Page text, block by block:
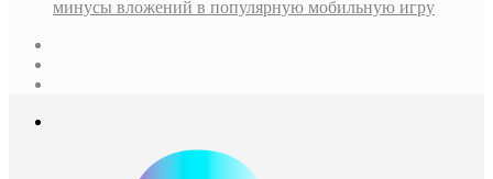
минусы вложений в популярную мобильную игру